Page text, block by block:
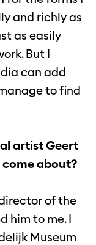
and richly as
as easily
But I
can add
to find
artist Geert
about?
of the
him to me. I
Museum